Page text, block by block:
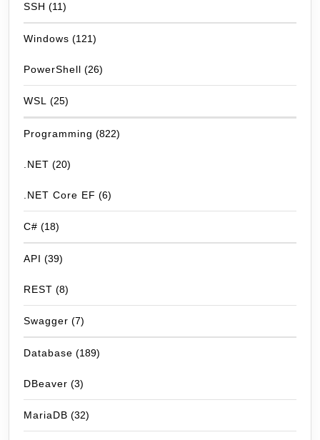
SSH (11)
Windows (121)
PowerShell (26)
WSL (25)
Programming (822)
.NET (20)
.NET Core EF (6)
C# (18)
API (39)
REST (8)
Swagger (7)
Database (189)
DBeaver (3)
MariaDB (32)